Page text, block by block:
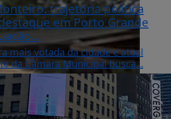
trajetória política
em Porto Grande
mais votada da cidade e atual
da Câmara Municipal busca...